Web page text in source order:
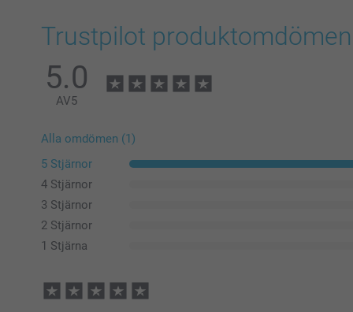
Trustpilot produktomdömen
5.0
AV5
Alla omdömen (1)
5 Stjärnor
4 Stjärnor
3 Stjärnor
2 Stjärnor
1 Stjärna